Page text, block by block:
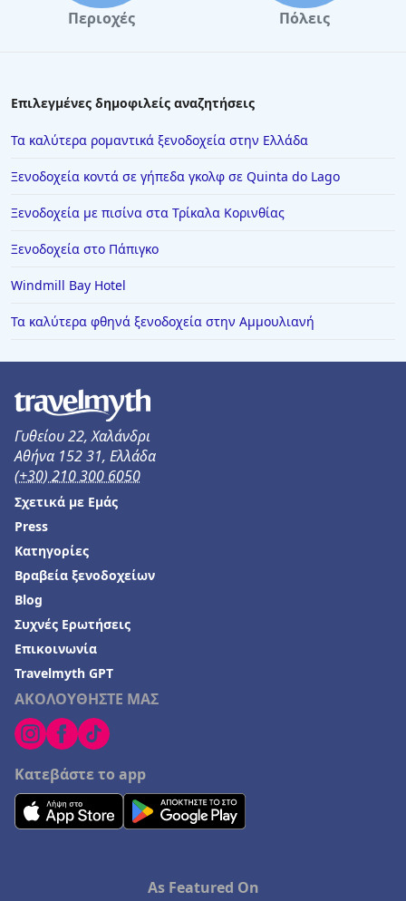
Περιοχές Πόλεις
Επιλεγμένες δημοφιλείς αναζητήσεις
Τα καλύτερα ρομαντικά ξενοδοχεία στην Ελλάδα
Ξενοδοχεία κοντά σε γήπεδα γκολφ σε Quinta do Lago
Ξενοδοχεία με πισίνα στα Τρίκαλα Κορινθίας
Ξενοδοχεία στο Πάπιγκο
Windmill Bay Hotel
Τα καλύτερα φθηνά ξενοδοχεία στην Αμμουλιανή
Γυθείου 22, Χαλάνδρι
Αθήνα 152 31, Ελλάδα
(+30) 210 300 6050
ΑΚΟΛΟΥΘΗΣΤΕ ΜΑΣ
Κατεβάστε το app
Σχετικά με Εμάς
Press
Κατηγορίες
Βραβεία ξενοδοχείων
Blog
Συχνές Ερωτήσεις
Επικοινωνία
Travelmyth GPT
As Featured On